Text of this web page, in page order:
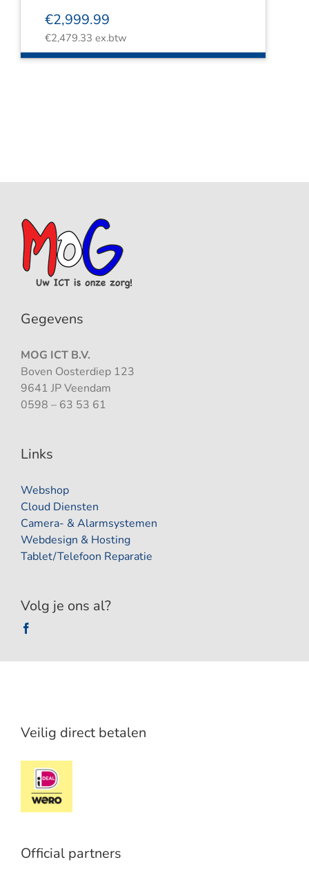
€2,999.99
€2,479.33 ex.btw
Gegevens
MOG ICT B.V.
Boven Oosterdiep 123
9641 JP Veendam
0598 – 63 53 61
Links
Webshop
Cloud Diensten
Camera- & Alarmsystemen
Webdesign & Hosting
Tablet/Telefoon Reparatie
Volg je ons al?
Veilig direct betalen
Official partners